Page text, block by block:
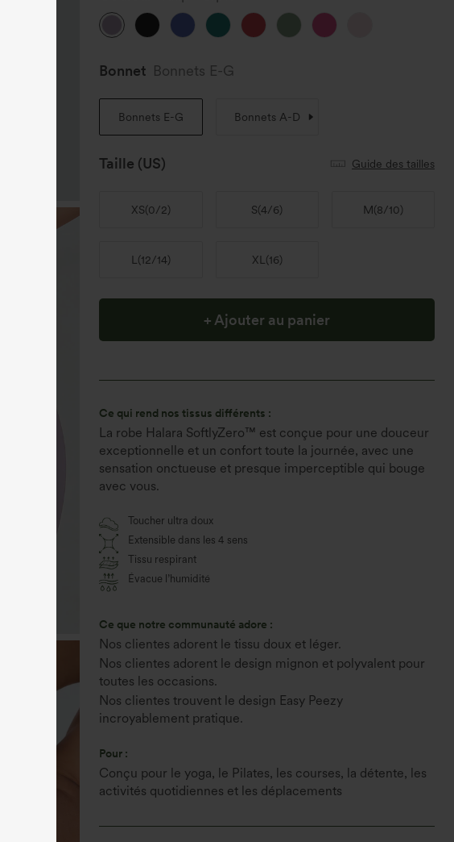
Bonnet Bonnets E-G
Bonnets E-G Bonnets A-D
Taille (US) Guide des tailles
XS(0/2) S(4/6) M(8/10)
L (12/14) XL (16)
+ Ajouter au panier
Ce qui rend nos tissus différents :
La robe Halara SoftlyZero™ est conçue pour une douceur
exceptionnelle et un confort toute la journée, avec une
sensation onctueuse et presque imperceptible qui bouge
avec vous.
Toucher ultra doux
Extensible dans les 4 sens
Tissu respirant
Évacue l’humidité
Ce que notre communauté adore :
Nos clientes adorent le tissu doux et léger.
Nos clientes adorent le design mignon et polyvalent pour
toutes les occasions.
Nos clientes trouvent le design Easy Peezy
incroyablement pratique.
Pour :
Conçu pour le yoga, le Pilates, les courses, la détente, les
activités quotidiennes et les déplacements